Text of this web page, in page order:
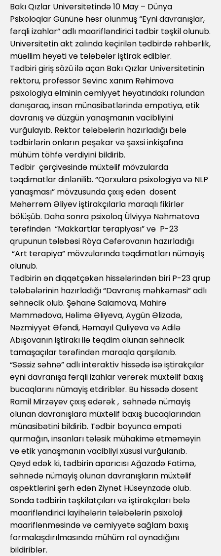
Bakı Qızlar Universitetində 10 May – Dünya
Psixoloqlar Gününə həsr olunmuş “Eyni davranışlar,
fərqli izahlar” adlı maarifləndirici tədbir təşkil olunub.
Universitetin akt zalında keçirilən tədbirdə rəhbərlik,
müəllim heyəti və tələbələr iştirak ediblər.
Tədbiri giriş sözü ilə açan Bakı Qızlar Universitetinin
rektoru, professor Sevinc xanım Rəhimova
psixologiya elminin cəmiyyət həyatındakı rolundan
danışaraq, insan münasibətlərində empatiya, etik
davranış və düzgün yanaşmanın vacibliyini
vurğulayıb. Rektor tələbələrin hazırladığı belə
tədbirlərin onların peşəkar və şəxsi inkişafına
mühüm töhfə verdiyini bildirib.
Tədbir çərçivəsində müxtəlif mövzularda
təqdimatlar dinlənilib. “Qorxulara psixologiya və NLP
yanaşması” mövzusunda çıxış edən dosent
Məhərrəm Əliyev iştirakçılarla maraqlı fikirlər
bölüşüb. Daha sonra psixoloq Ülviyyə Nəhmətova
tərəfindən “Makkartlar terapiyası” və P-23
qrupunun tələbəsi Röya Cəfərovanın hazırladığı
“Art terapiya” mövzularında təqdimatları nümayiş
olunub.
Tədbirin ən diqqətçəkən hissələrindən biri P-23 qrup
tələbələrinin hazırladığı “Davranış məhkəməsi” adlı
səhnəcik olub. Şəhanə Salamova, Mahirə
Məmmədova, Həlimə Əliyeva, Aygün Əlizadə,
Nəzmiyyət Əfəndi, Həmayıl Quliyeva və Adilə
Abışovanın iştirakı ilə təqdim olunan səhnəcik
tamaşaçılar tərəfindən maraqla qarşılanıb.
“Səssiz səhnə” adlı interaktiv hissədə isə iştirakçılar
eyni davranışa fərqli izahlar verərək müxtəlif baxış
bucaqlarını nümayiş etdiriblər. Bu hissədə dosent
Ramil Mirzəyev çıxış edərək , səhnədə nümayiş
olunan davranışlara müxtəlif baxış bucaqlarından
münasibətini bildirib. Tədbir boyunca empati
qurmağın, insanları tələsik mühakimə etməməyin
və etik yanaşmanın vacibliyi xüsusi vurğulanıb.
Qeyd edək ki, tədbirin aparıcısı Ağazadə Fatimə,
səhnədə nümayiş olunan davranışların müxtəlif
aspektlərini şərh edən Ziynət Hüseynzadə olub.
Sonda tədbirin təşkilatçıları və iştirakçıları belə
maarifləndirici layihələrin tələbələrin psixoloji
maariflənməsində və cəmiyyətə sağlam baxış
formalaşdırılmasında mühüm rol oynadığını
bildiriblər.